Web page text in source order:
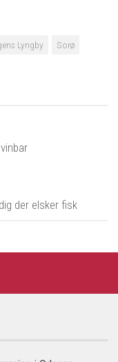
Lyngby
Sorø
der elsker fisk